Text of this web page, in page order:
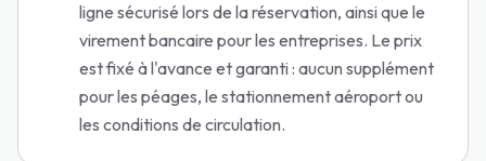
ligne sécurisé lors de la réservation, ainsi que le
virement bancaire pour les entreprises. Le prix
est fixé à l'avance et garanti : aucun supplément
pour les péages, le stationnement aéroport ou
les conditions de circulation.